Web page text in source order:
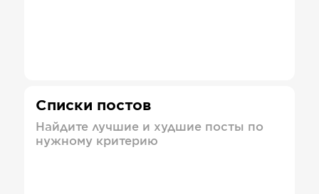
Списки постов
Найдите лучшие и худшие посты по
нужному критерию